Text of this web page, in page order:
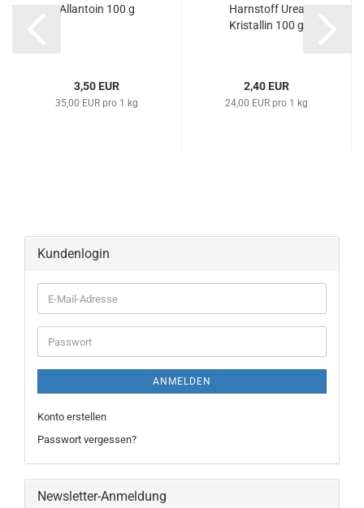
Allantoin 100 g
3,50 EUR
35,00 EUR pro 1 kg
Harnstoff Urea
Kristallin 100 g
2,40 EUR
24,00 EUR pro 1 kg
Kundenlogin
ANMELDEN
Konto erstellen
Passwort vergessen?
Newsletter-Anmeldung